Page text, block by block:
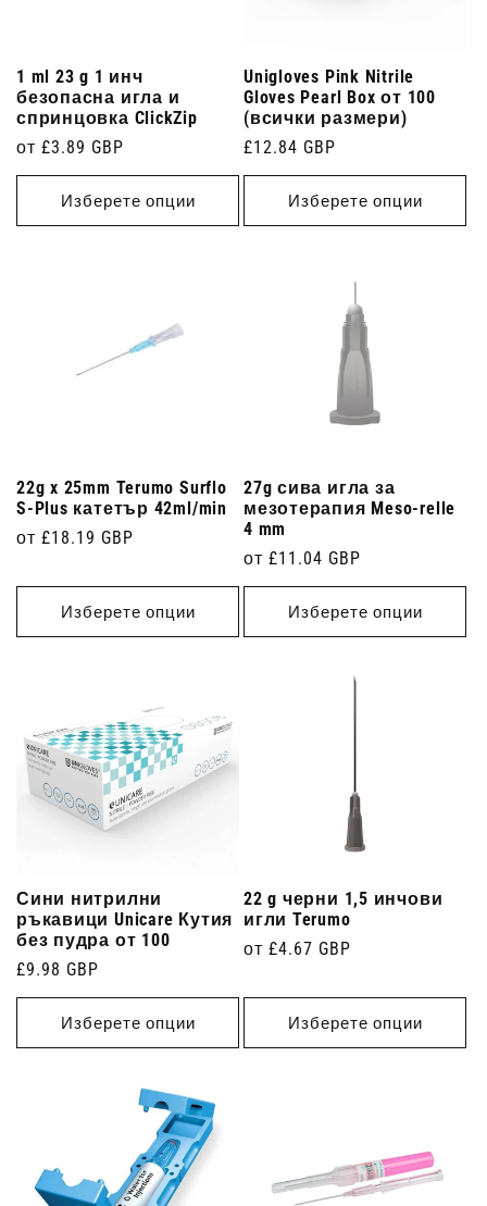
1 ml 23 g 1 инч
безопасна игла и
спринцовка ClickZip
Редовна
цена
от £3.89 GBP
Изберете опции
Unigloves Pink Nitrile
Gloves Pearl Box от 100
(всички размери)
Редовна
цена
£12.84 GBP
Изберете опции
22g x 25mm Terumo Surflo
S-Plus катетър 42ml/min
Редовна
от £18.19 GBP
Изберете опции
27g сива игла за
мезотерапия Meso-relle
4 mm
Редовна
цена
от £11.04 GBP
Изберете опции
Сини нитрилни
ръкавици Unicare Кутия
без пудра от 100
Редовна
цена
£9.98 GBP
Изберете опции
22 g черни 1,5 инчови
игли Terumo
Редовна
от £4.67 GBP
Изберете опции